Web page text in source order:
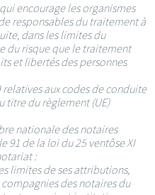
encourage les organismes
responsables du traitement à
dans les limites du
du risque que le traitement
et libertés des personnes
aux codes de conduite
titre du règlement (UE)
nationale des notaires
91 de la loi du 25 ventôse XI
:
limites de ses attributions,
des notaires du